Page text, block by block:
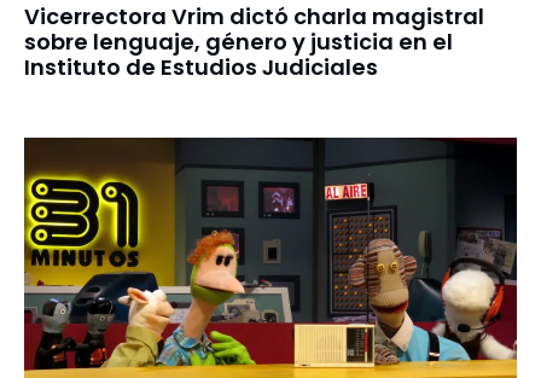
Vicerrectora Vrim dictó charla magistral
sobre lenguaje, género y justicia en el
Instituto de Estudios Judiciales